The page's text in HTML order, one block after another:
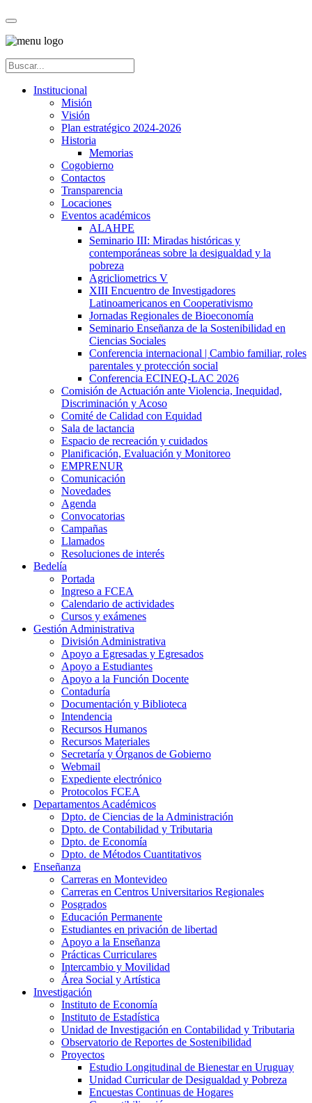
Institucional
Misión
Visión
Plan estratégico 2024-2026
Historia
Memorias
Cogobierno
Contactos
Transparencia
Locaciones
Eventos académicos
ALAHPE
Seminario III: Miradas históricas y
contemporáneas sobre la desigualdad y la
pobreza
Agricliometrics V
XIII Encuentro de Investigadores
Latinoamericanos en Cooperativismo
Jornadas Regionales de Bioeconomía
Seminario Enseñanza de la Sostenibilidad en
Ciencias Sociales
Conferencia internacional | Cambio familiar, roles
parentales y protección social
Conferencia ECINEQ-LAC 2026
Comisión de Actuación ante Violencia, Inequidad,
Discriminación y Acoso
Comité de Calidad con Equidad
Sala de lactancia
Espacio de recreación y cuidados
Planificación, Evaluación y Monitoreo
EMPRENUR
Comunicación
Novedades
Agenda
Convocatorias
Campañas
Llamados
Resoluciones de interés
Bedelía
Portada
Ingreso a FCEA
Calendario de actividades
Cursos y exámenes
Gestión Administrativa
División Administrativa
Apoyo a Egresadas y Egresados
Apoyo a Estudiantes
Apoyo a la Función Docente
Contaduría
Documentación y Biblioteca
Intendencia
Recursos Humanos
Recursos Materiales
Secretaría y Órganos de Gobierno
Webmail
Expediente electrónico
Protocolos FCEA
Departamentos Académicos
Dpto. de Ciencias de la Administración
Dpto. de Contabilidad y Tributaria
Dpto. de Economía
Dpto. de Métodos Cuantitativos
Enseñanza
Carreras en Montevideo
Carreras en Centros Universitarios Regionales
Posgrados
Educación Permanente
Estudiantes en privación de libertad
Apoyo a la Enseñanza
Prácticas Curriculares
Intercambio y Movilidad
Área Social y Artística
Investigación
Instituto de Economía
Instituto de Estadística
Unidad de Investigación en Contabilidad y Tributaria
Observatorio de Reportes de Sostenibilidad
Proyectos
Estudio Longitudinal de Bienestar en Uruguay
Unidad Curricular de Desigualdad y Pobreza
Encuestas Continuas de Hogares